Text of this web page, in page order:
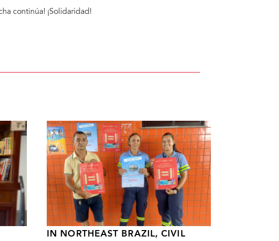
continúa! ¡Solidaridad!
IN NORTHEAST BRAZIL, CIVIL